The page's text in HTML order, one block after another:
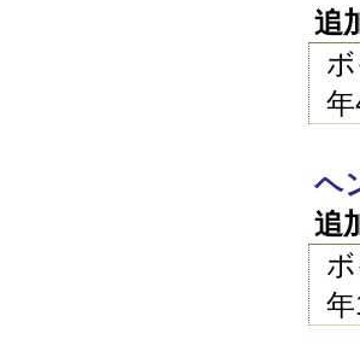
追
ヘ
追